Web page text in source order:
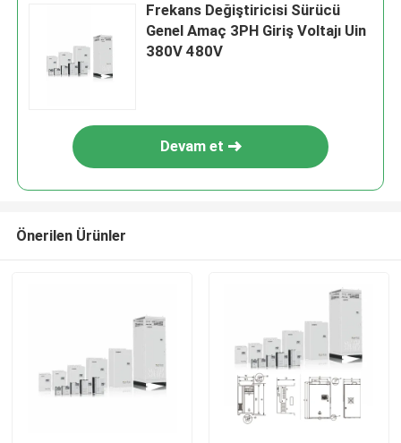
Frekans Değiştiricisi Sürücü
Genel Amaç 3PH Giriş Voltajı Uin
380V 480V
Devam et
Önerilen Ürünler